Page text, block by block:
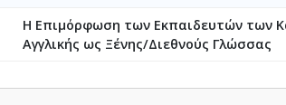
Η Επιμόρφωση των Εκπαιδευτών των
Αγγλικής ως Ξένης/Διεθνούς Γλώσσας